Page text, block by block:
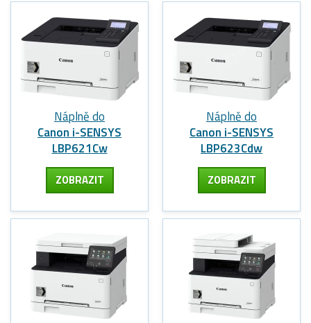
Náplně do
Canon i-SENSYS
LBP621Cw
ZOBRAZIT
Náplně do
Canon i-SENSYS
LBP623Cdw
ZOBRAZIT